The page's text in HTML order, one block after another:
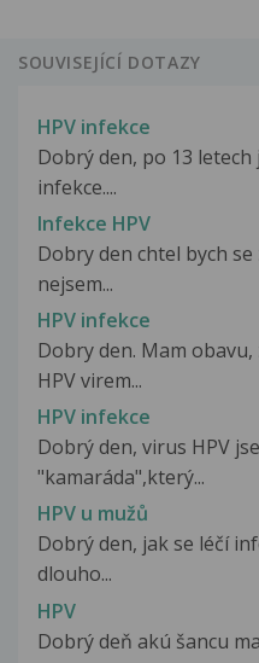
SOUVISEJÍCÍ DOTAZY
HPV infekce
Dobrý den, po 13 letech
infekce....
Infekce HPV
Dobry den chtel bych
nejsem...
HPV infekce
Dobry den. Mam
HPV virem...
HPV infekce
Dobrý den, virus HPV
"kamaráda",který...
HPV u mužů
Dobrý den, jak se léčí
dlouho...
HPV
Dobrý deň akú šancu